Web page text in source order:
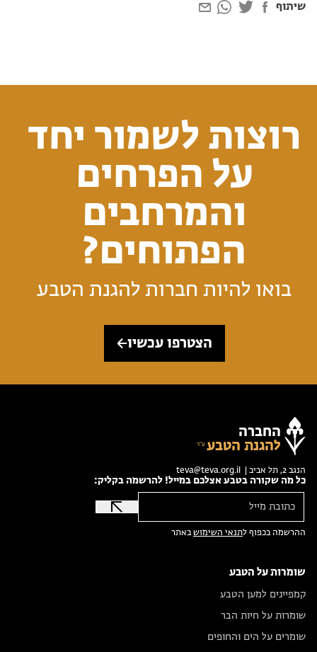
שיתוף
רוצות לשמור יחד
על הפרחים
והמרחבים
הפתוחים?
בואו להיות חברות להגנת הטבע
הצטרפו עכשיו
החברה
להגנת הטבע
הנגב 2, תל אביב | teva@teva.org.il
כל מה שקורה בטבע אצלכם במייל! להרשמה בקליק:
ההרשמה בכפוף לתנאי השימושבאתר
שומרות על הטבע
קמפיינים למען הטבע
שומרות על חיות הבר
שומרים על הים והחופים